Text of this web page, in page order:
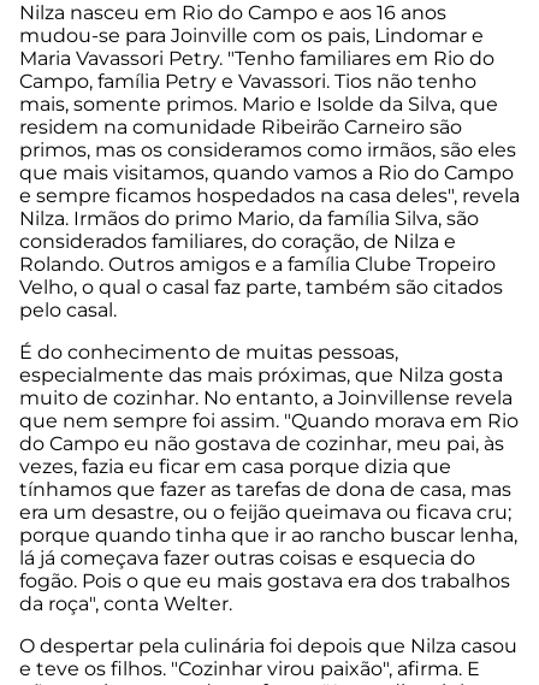
Nilza nasceu em Rio do Campo e aos 16 anos
mudou-se para Joinville com os pais, Lindomar e
Maria Vavassori Petry. "Tenho familiares em Rio do
Campo, família Petry e Vavassori. Tios não tenho
mais, somente primos. Mario e Isolde da Silva, que
residem na comunidade Ribeirão Carneiro são
primos, mas os consideramos como irmãos, são eles
que mais visitamos, quando vamos a Rio do Campo
e sempre ficamos hospedados na casa deles", revela
Nilza. Irmãos do primo Mario, da família Silva, são
considerados familiares, do coração, de Nilza e
Rolando. Outros amigos e a família Clube Tropeiro
Velho, o qual o casal faz parte, também são citados
pelo casal.
É do conhecimento de muitas pessoas,
especialmente das mais próximas, que Nilza gosta
muito de cozinhar. No entanto, a Joinvillense revela
que nem sempre foi assim. "Quando morava em Rio
do Campo eu não gostava de cozinhar, meu pai, às
vezes, fazia eu ficar em casa porque dizia que
tínhamos que fazer as tarefas de dona de casa, mas
era um desastre, ou o feijão queimava ou ficava cru;
porque quando tinha que ir ao rancho buscar lenha,
lá já começava fazer outras coisas e esquecia do
fogão. Pois o que eu mais gostava era dos trabalhos
da roça", conta Welter.
O despertar pela culinária foi depois que Nilza casou
e teve os filhos. "Cozinhar virou paixão", afirma. E